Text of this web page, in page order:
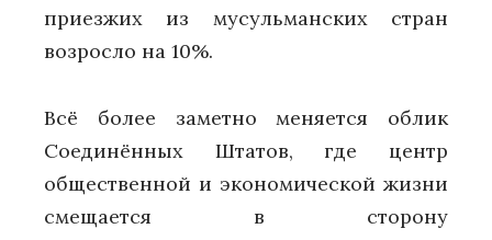
приезжих из мусульманских стран
возросло на 10%.
Всё более заметно меняется облик
Соединённых Штатов, где центр
общественной и экономической жизни
смещается в сторону